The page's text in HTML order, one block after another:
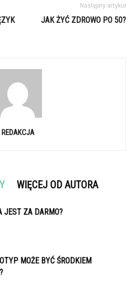
Następny artykuł
JAK ŻYĆ ZDROWO PO 50?
REDAKCJA
WIĘCEJ OD AUTORA
JEST ZA DARMO?
MOŻE BYĆ ŚRODKIEM